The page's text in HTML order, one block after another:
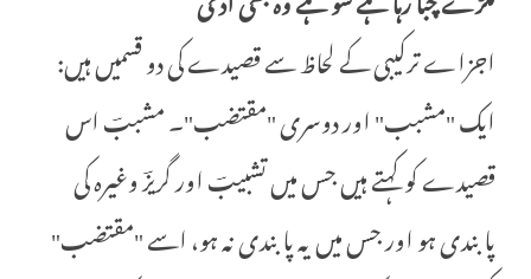
اجزاے ترکیبی کے لحاظ سے قصیدے کی دو قسمیں ہیں:
ایک "مشبب" اور دوسری "مقتضب"۔ مشببؔ اس
قصیدے کو کہتے ہیں جس میں تشبیبؔ اور گریزؔ وغیرہ کی
پابندی ہو اور جس میں یہ پابندی نہ ہو، اسے "مقتضب"